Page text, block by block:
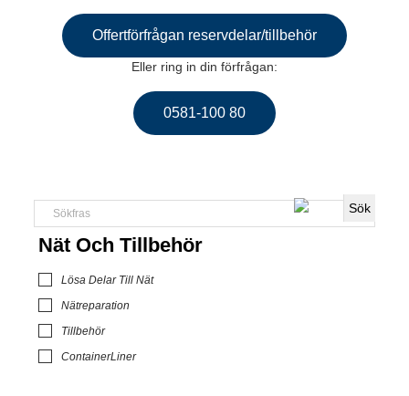
Offertförfrågan reservdelar/tillbehör
Eller ring in din förfrågan:
0581-100 80
Nät Och Tillbehör
Lösa Delar Till Nät
Nätreparation
Tillbehör
ContainerLiner